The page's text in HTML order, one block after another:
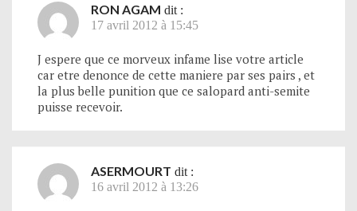
RON AGAM dit :
17 avril 2012 à 15:45
J espere que ce morveux infame lise votre article
car etre denonce de cette maniere par ses pairs , et
la plus belle punition que ce salopard anti-semite
puisse recevoir.
ASERMOURT dit :
16 avril 2012 à 13:26